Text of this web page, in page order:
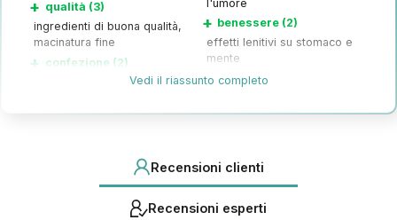
+ qualità (3)
ingredienti di buona qualità,
macinatura fine
+ confezione (2)
confezione ben sigillata e
l'umore
+ benessere (2)
effetti lenitivi su stomaco e
mente
+ sonno (1)
Vedi il riassunto completo
Recensioni clienti
Recensioni esperti